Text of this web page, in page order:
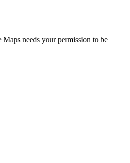
needs your permission to be